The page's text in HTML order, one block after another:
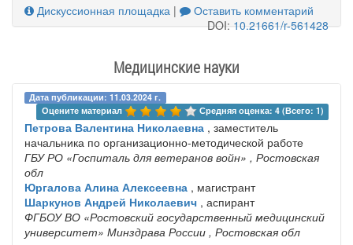
Дискуссионная площадка |
Оставить комментарий
DOI:10.21661/r-561428
Медицинские науки
Дата публикации: 11.03.2024 г.
Оцените материал
Средняя оценка: 4 (Всего: 1)
Петрова Валентина Николаевна , заместитель
начальника по организационно-методической работе
ГБУ РО «Госпиталь для ветеранов войн» , Ростовская
обл
Юргалова Алина Алексеевна , магистрант
Шаркунов Андрей Николаевич , аспирант
ФГБОУ ВО «Ростовский государственный медицинский
университет» Минздрава России , Ростовская обл